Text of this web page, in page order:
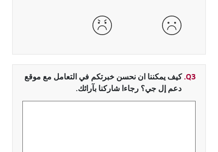
سيئة سيئة جداً
Q3. كيف يمكننا ان نحسن خبرتكم في التعامل مع موقع
دعم إل جي؟ رجاءا شاركنا بآرائك.